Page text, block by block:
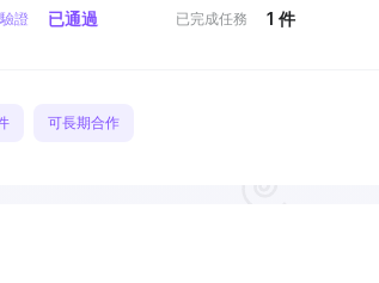
證 已通過 已完成任務 1 件
可長期合作